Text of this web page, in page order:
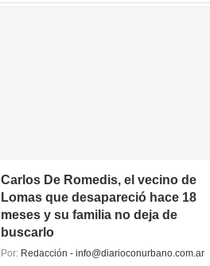
Carlos De Romedis, el vecino de
Lomas que desapareció hace 18
meses y su familia no deja de
buscarlo
Por: Redacción - info@diarioconurbano.com.ar